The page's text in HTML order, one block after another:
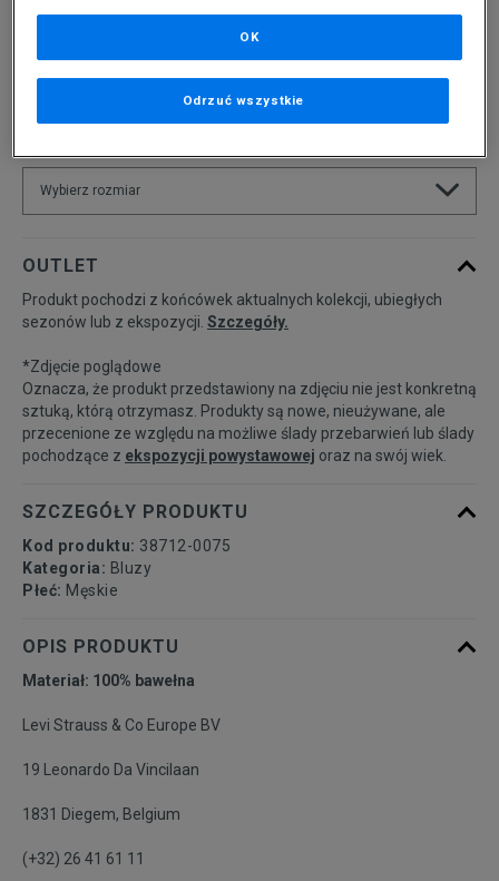
PRODUKT NIEDOSTĘPNY
Jeśli artykuł będzie ponownie dostępny, otrzymasz od nas
Wybierz rozmiar
S
Powiadom o
L
Powiadom o
dostępności
dostępności
OUTLET
Produkt pochodzi z końcówek aktualnych kolekcji, ubiegłych
sezonów lub z ekspozycji. Szczegóły.
*Zdjęcie poglądowe
Oznacza, że produkt przedstawiony na zdjęciu nie jest konkretną
sztuką, którą otrzymasz. Produkty są nowe, nieużywane, ale
przecenione ze względu na możliwe ślady przebarwień lub ślady
pochodzące z ekspozycji powystawowej oraz na swój wiek.
SZCZEGÓŁY PRODUKTU
Kod produktu: 38712-0075
Kategoria: Bluzy
Płeć: Męskie
OPIS PRODUKTU
Materiał: 100% bawełna
Levi Strauss & Co Europe BV
19 Leonardo Da Vincilaan
1831 Diegem, Belgium
(+32) 26 41 61 11
Odrzuć wszystkie
OK